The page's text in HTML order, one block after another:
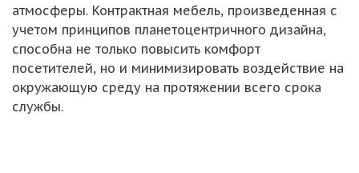
атмосферы. Контрактная мебель, произведенная с
учетом принципов планетоцентричного дизайна,
способна не только повысить комфорт
посетителей, но и минимизировать воздействие на
окружающую среду на протяжении всего срока
службы.